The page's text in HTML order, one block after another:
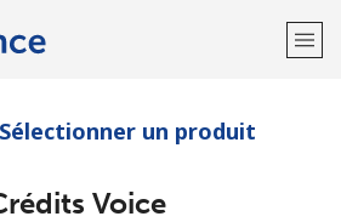
Bienvenue!
compte?Connectez-vous →
un produit
Voice